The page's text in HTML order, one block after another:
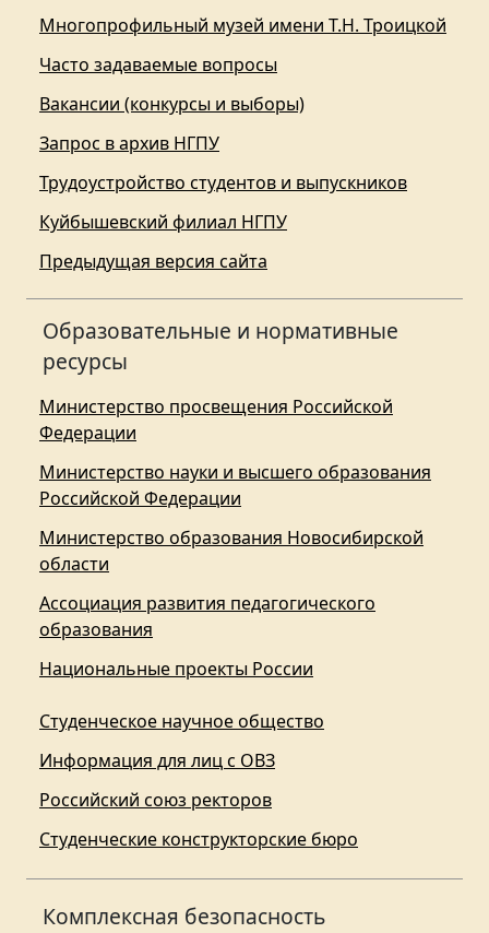
Многопрофильный музей имени Т.Н. Троицкой
Часто задаваемые вопросы
Вакансии (конкурсы и выборы)
Запрос в архив НГПУ
Трудоустройство студентов и выпускников
Куйбышевский филиал НГПУ
Предыдущая версия сайта
Образовательные и нормативные
ресурсы
Министерство просвещения Российской
Федерации
Министерство науки и высшего образования
Российской Федерации
Министерство образования Новосибирской
области
Ассоциация развития педагогического
образования
Национальные проекты России
Студенческое научное общество
Информация для лиц с ОВЗ
Российский союз ректоров
Студенческие конструкторские бюро
Комплексная безопасность